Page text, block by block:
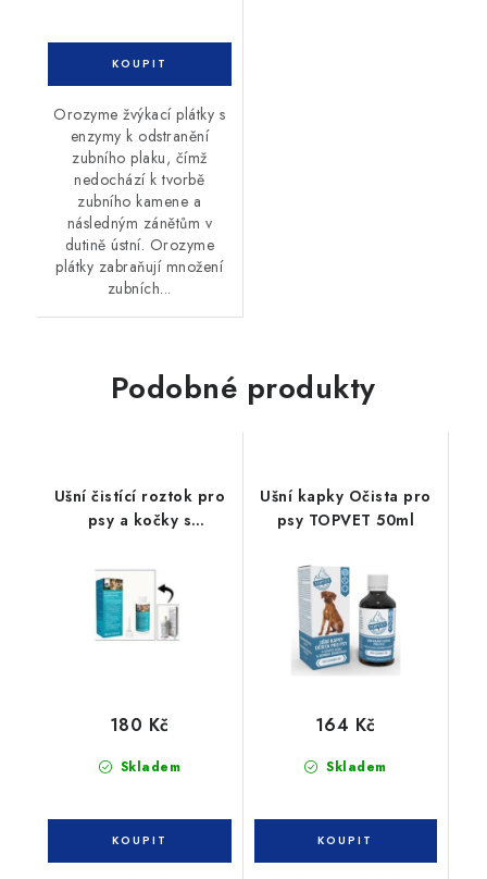
Orozyme žvýkací plátky s
enzymy k odstranění
zubního plaku, čímž
nedochází k tvorbě
zubního kamene a
následným zánětům v
dutině ústní. Orozyme
plátky zabraňují množení
zubních...
Podobné produkty
Ušní čistící roztok pro
psy a kočky s
Skladem
180 Kč
Ušní kapky Očista pro
psy TOPVET 50ml
Skladem
164 Kč